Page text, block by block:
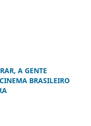
A GENTE
BRASILEIRO